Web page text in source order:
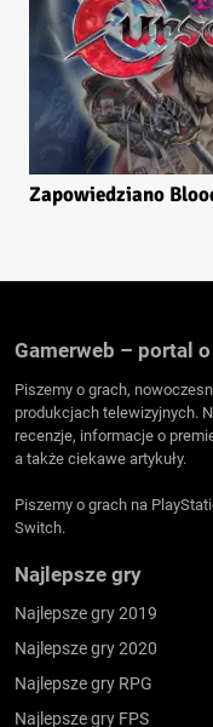
Zapowiedziano
Gamerweb – portal
Piszemy o grach,
produkcjach telewizyjnych.
recenzje, informacje o
a także ciekawe artykuły.
Piszemy o grach na
Switch.
Najlepsze gry
Najlepsze gry 2019
Najlepsze gry 2020
Najlepsze gry RPG
Najlepsze gry FPS